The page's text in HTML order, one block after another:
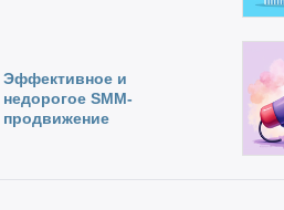
Эффективное и
недорогое SMM-
продвижение